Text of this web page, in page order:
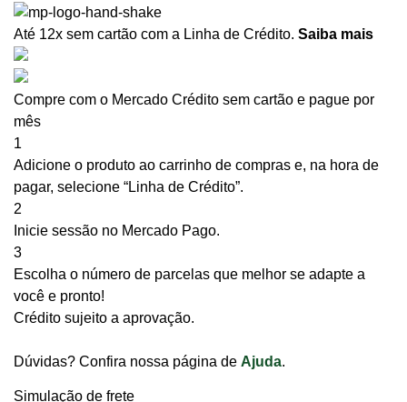
Até 12x sem cartão com a Linha de Crédito. Saiba mais
Compre com o Mercado Crédito sem cartão e pague por
mês
1
Adicione o produto ao carrinho de compras e, na hora de
pagar, selecione “Linha de Crédito”.
2
Inicie sessão no Mercado Pago.
3
Escolha o número de parcelas que melhor se adapte a
você e pronto!
Crédito sujeito a aprovação.
Dúvidas? Confira nossa página de Ajuda.
Simulação de frete